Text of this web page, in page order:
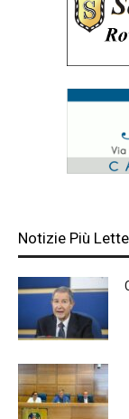
Notizie Più Lette